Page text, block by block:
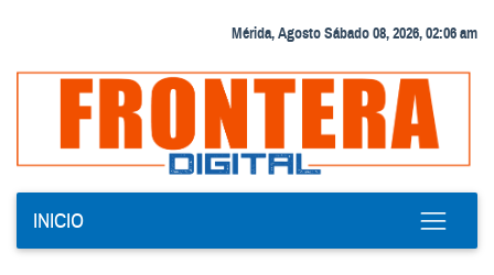
Mérida, Agosto Sábado 08, 2026, 02:06 am
INICIO